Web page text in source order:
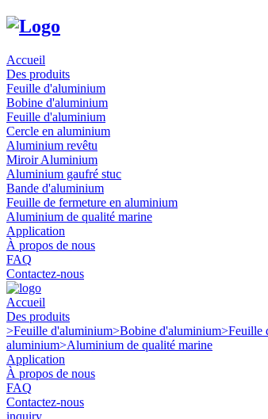
Accueil
Des produits
Feuille d'aluminium
Bobine d'aluminium
Feuille d'aluminium
Cercle en aluminium
Aluminium revêtu
Miroir Aluminium
Aluminium gaufré stuc
Bande d'aluminium
Feuille de fermeture en aluminium
Aluminium de qualité marine
Application
À propos de nous
FAQ
Contactez-nous
Accueil
Des produits
>Feuille d'aluminium>Bobine d'aluminium>Feuille
aluminium>Aluminium de qualité marine
Application
À propos de nous
FAQ
Contactez-nous
inquiry